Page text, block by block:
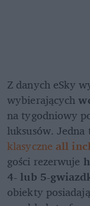
Z danych eSky
wybierających
na tygodniowy
klasyczne all
gości rezerwuje
4- lub 5-
obiekty